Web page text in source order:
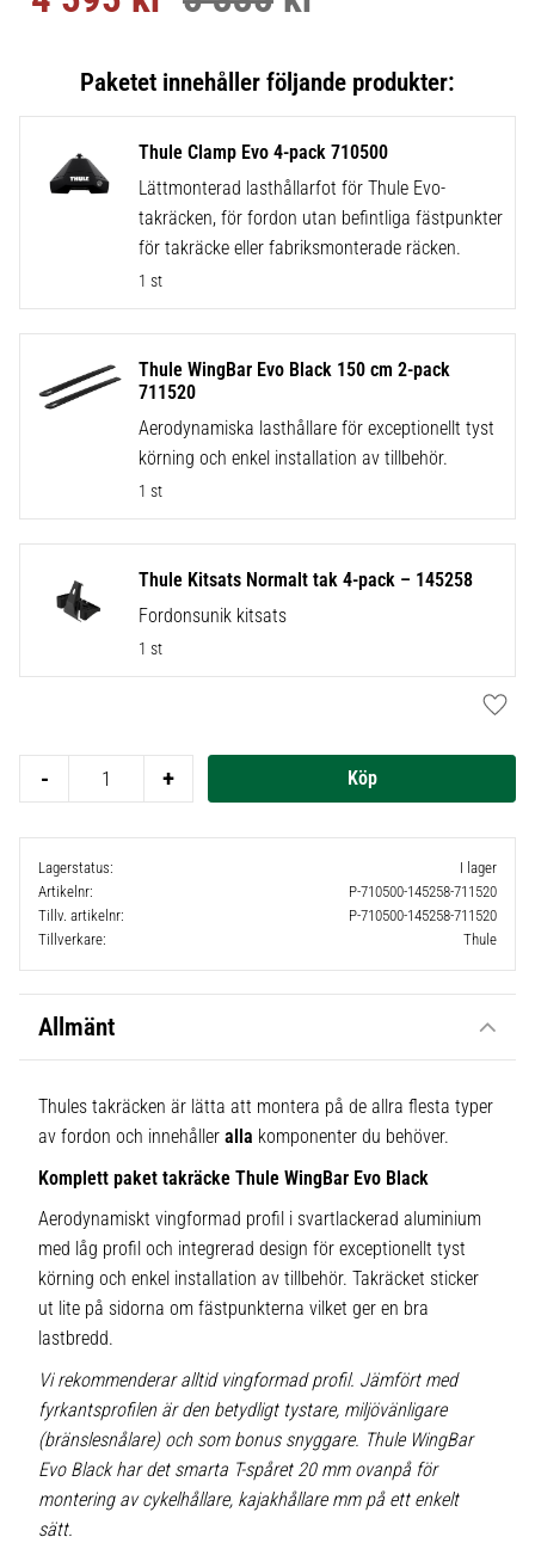
Thule Clamp Evo 4-pack 710500
Lättmonterad lasthållarfot för Thule Evo-
takräcken, för fordon utan befintliga fästpunkter
för takräcke eller fabriksmonterade räcken.
1 st
Thule WingBar Evo Black 150 cm 2-pack
711520
Aerodynamiska lasthållare för exceptionellt tyst
körning och enkel installation av tillbehör.
1 st
Thule Kitsats Normalt tak 4-pack – 145258
Fordonsunik kitsats
1 st
+
-
Lagerstatus
I lager
Artikelnr
P-710500-145258-711520
Tillv. artikelnr
P-710500-145258-711520
Tillverkare
Thule
Allmänt
Thules takräcken är lätta att montera på de allra flesta typer
av fordon och innehåller alla komponenter du behöver.
Komplett paket takräcke Thule WingBar Evo Black
Aerodynamiskt vingformad profil i svartlackerad aluminium
med låg profil och integrerad design för exceptionellt tyst
körning och enkel installation av tillbehör. Takräcket sticker
ut lite på sidorna om fästpunkterna vilket ger en bra
lastbredd.
Vi rekommenderar alltid vingformad profil. Jämfört med
fyrkantsprofilen är den betydligt tystare, miljövänligare
(bränslesnålare) och som bonus snyggare. Thule WingBar
Evo Black har det smarta T-spåret 20 mm ovanpå för
montering av cykelhållare, kajakhållare mm på ett enkelt
sätt.